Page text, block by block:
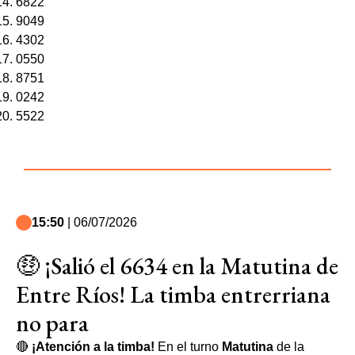
9049
4302
0550
8751
0242
5522
15:50 | 06/07/2026
🤑 ¡Salió el 6634 en la Matutina de
Entre Ríos! La timba entrerriana
no para
🔴 ¡Atención a la timba! En el turno Matutina de la